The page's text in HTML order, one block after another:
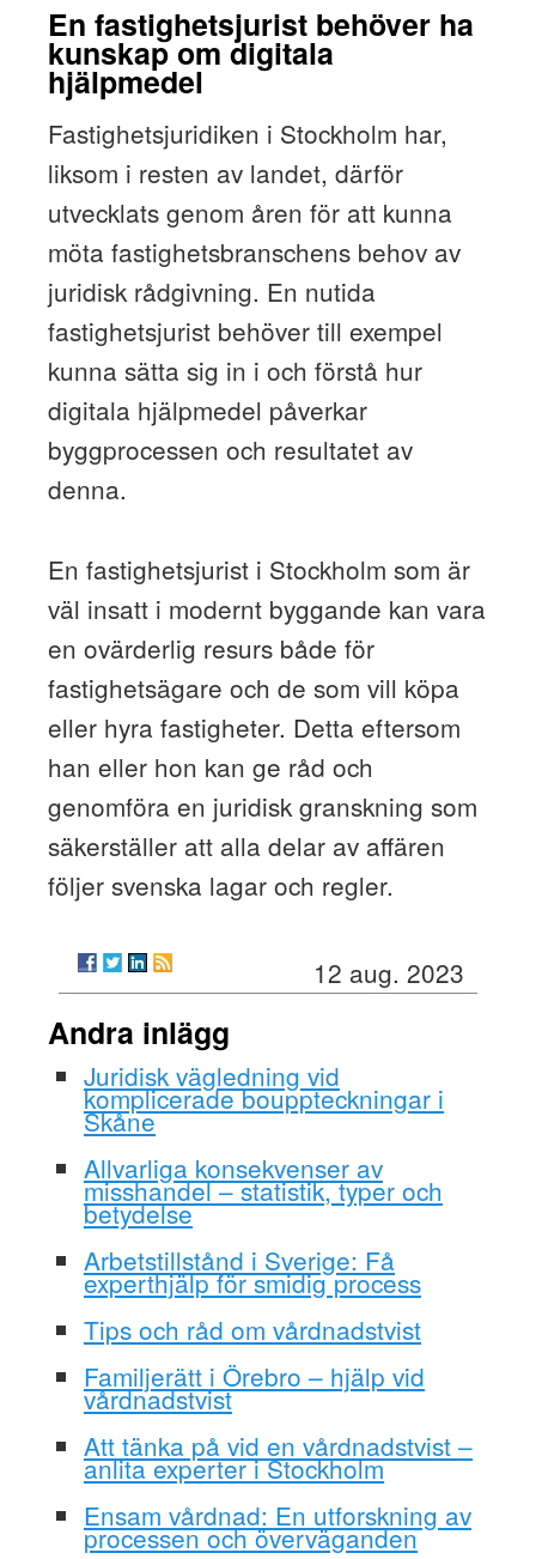
En fastighetsjurist behöver ha
kunskap om digitala
hjälpmedel
Fastighetsjuridiken i Stockholm har,
liksom i resten av landet, därför
utvecklats genom åren för att kunna
möta fastighetsbranschens behov av
juridisk rådgivning. En nutida
fastighetsjurist behöver till exempel
kunna sätta sig in i och förstå hur
digitala hjälpmedel påverkar
byggprocessen och resultatet av
denna.
En fastighetsjurist i Stockholm som är
väl insatt i modernt byggande kan vara
en ovärderlig resurs både för
fastighetsägare och de som vill köpa
eller hyra fastigheter. Detta eftersom
han eller hon kan ge råd och
genomföra en juridisk granskning som
säkerställer att alla delar av affären
följer svenska lagar och regler.
12 aug. 2023
Andra inlägg
Juridisk vägledning vid
komplicerade bouppteckningar i
Skåne
Allvarliga konsekvenser av
misshandel – statistik, typer och
betydelse
Arbetstillstånd i Sverige: Få
experthjälp för smidig process
Tips och råd om vårdnadstvist
Familjerätt i Örebro – hjälp vid
vårdnadstvist
Att tänka på vid en vårdnadstvist –
anlita experter i Stockholm
Ensam vårdnad: En utforskning av
processen och överväganden